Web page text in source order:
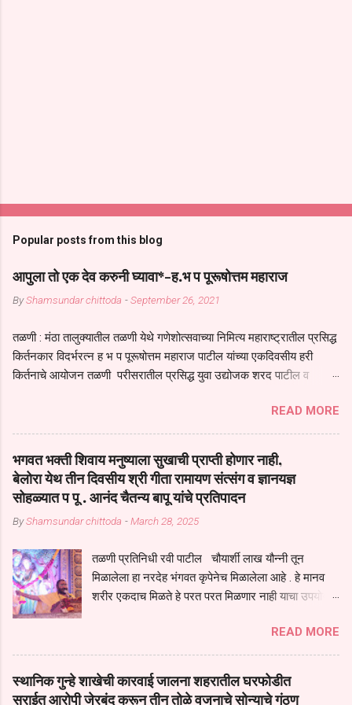
Popular posts from this blog
आपुला तो एक देव करुनी घ्यावा*-ह.भ प पूरूषोत्तम महाराज
ByShamsundar chittoda -September 26, 2021
तळणी : मंठा तालुक्यातील तळणी येथे गणेशोत्सवाच्या निमित्य महाराष्ट्रातील प्रसिद्ध
किर्तनकार विदर्भरत्न ह भ प पूरूषोत्तम महाराज पाटील यांच्या एकदिवसीय हरी
किर्तनाचे आयोजन तळणी परीसरातील प्रसिद्ध युवा उद्योजक शरद पाटील व
तुकाराम महाराज यांच्या *आपुला तो एक देव करुनी घ्यावा* *तेणे विन जिवा सुख
नोहे* *येरती माईक दुःखाची जनीती* *नाही आदी अंती अवसान* या अभंगावर
सुंदर निरूपण केले सध्य स्थितीचा काळ हा मानव जातीच्या परीक्षेचा काळ आहे
धर्ममंडपात बसलेली लोक ही खरच भाग्यवान आहेत कोरोना सारख्या महामारीत आपंण
जिवंत आहोत या महामारीतून जर आपल्याला वाचायचे असेल तर धार्मीक विचाराचा
आधार आपल्याला घ्यावाच लागेल महामारीच्या काळात वारकरी सप्रदायच खूप मोठा
आधार आहे सध्य स्थितीत मानव जातीची मानसीक अवस्था सक्षम असणे गरजेचे आहे
सगळ्याना करून दीली आहे मनुष्याच्या आयुष्यातील नामसाधना ही त्याच्यासाठी खूप
मोठा आधार असते परतू आज काल तीच साधना करण्याचा आळस आ...
READ MORE
भगवत भक्ती शिवाय मनुष्याला सुखाची प्राप्ती होणार नाही,
बेलोरा येथ तीन दिवसीय श्री गीता रामायण संत्संग व ज्ञानयज्ञ
सोहळ्यात प पू . आनंद चैतन्य बापू यांचे प्रतिपादन
ByShamsundar chittoda -March 28, 2025
तळणी प्रतिनिधी रवी पाटील चौयार्शी लाख यौन्नी तून
मिळालेला हा नरदेह भंगवत कृपेनेच मिळालेला आहे . हे मानव
शरीर एकदाच मिळते हे परत परत मिळणार नाही याचा उपयोग
संचय सारखे असतील तेव्हाच मनुष्य जन्म मिळतो . . परतू
पुण्याचा संचय जर जास्त असेल तर तुम्हाला स्वर्गातील देवत्व
प्राप्त झाल्याशिवाय राहणार नाही . मानव शरीर हे हिर्यापेक्षा
अनमोल आहे त्या शरिराला इंतर सुंगधाचे व्यसन लागण्यापेक्षा
READ MORE
स्थानिक गुन्हे शाखेची कारवाई जालना शहरातील घरफोडीत
सराईत आरोपी जेरबंद करून तीन तोळे वजनाचे सोन्याचे गंठण